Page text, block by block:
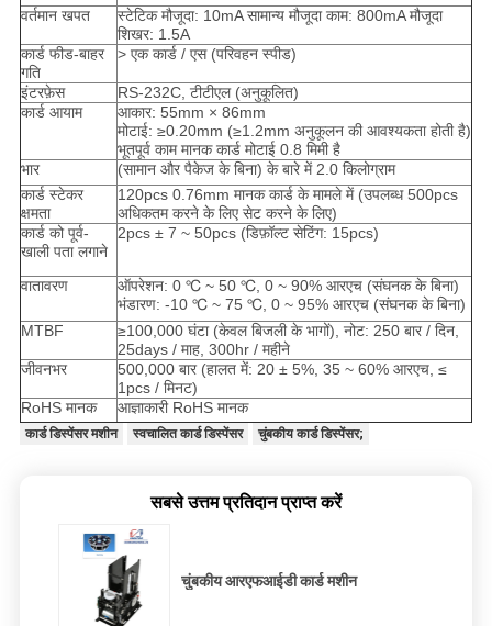
वर्तमान खपत
स्टेटिक मौजूदा: 10mA सामान्य मौजूदा काम: 800mA मौजूदा
शिखर: 1.5A
कार्ड फीड-बाहर
गति
> एक कार्ड / एस (परिवहन स्पीड)
इंटरफ़ेस
RS-232C, टीटीएल (अनुकूलित)
कार्ड आयाम
आकार: 55mm × 86mm
मोटाई: ≥0.20mm (≥1.2mm अनुकूलन की आवश्यकता होती है)
भूतपूर्व काम मानक कार्ड मोटाई 0.8 मिमी है
भार
(सामान और पैकेज के बिना) के बारे में 2.0 किलोग्राम
कार्ड स्टेकर
क्षमता
120pcs 0.76mm मानक कार्ड के मामले में (उपलब्ध 500pcs
अधिकतम करने के लिए सेट करने के लिए)
कार्ड को पूर्व-
खाली पता लगाने
2pcs ± 7 ~ 50pcs (डिफ़ॉल्ट सेटिंग: 15pcs)
वातावरण
ऑपरेशन: 0 ℃ ~ 50 ℃, 0 ~ 90% आरएच (संघनक के बिना)
भंडारण: -10 ℃ ~ 75 ℃, 0 ~ 95% आरएच (संघनक के बिना)
MTBF
≥100,000 घंटा (केवल बिजली के भागों), नोट: 250 बार / दिन,
25days / माह, 300hr / महीने
जीवनभर
500,000 बार (हालत में: 20 ± 5%, 35 ~ 60% आरएच, ≤
1pcs / मिनट)
RoHS मानक
आज्ञाकारी RoHS मानक
कार्ड डिस्पेंसर मशीन स्वचालित कार्ड डिस्पेंसर चुंबकीय कार्ड डिस्पेंसर;
सबसे उत्तम प्रतिदान प्राप्त करें
चुंबकीय आरएफआईडी कार्ड मशीन